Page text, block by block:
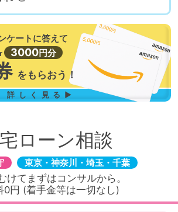
ケートに答えて
3000円分
を もらおう！
詳しく見る▶
ローン相談
東京・神奈川・埼玉・千葉
けてまずはコンサルから。
0円 (着手金等は一切なし)